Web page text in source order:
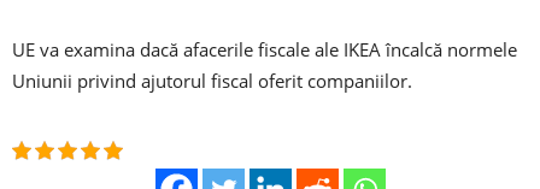
UE va examina dacă afacerile fiscale ale IKEA încalcă normele
Uniunii privind ajutorul fiscal oferit companiilor.